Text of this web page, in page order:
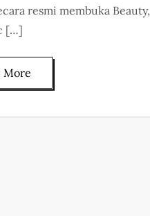
resmi membuka Beauty,
[…]
More